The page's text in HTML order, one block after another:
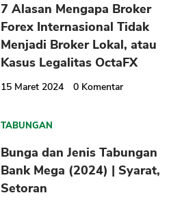
7 Alasan Mengapa Broker
Forex Internasional Tidak
Menjadi Broker Lokal, atau
Kasus Legalitas OctaFX
15 Maret 2024 0 Komentar
TABUNGAN
Bunga dan Jenis Tabungan
Bank Mega (2024) | Syarat,
Setoran
OK
CANCEL